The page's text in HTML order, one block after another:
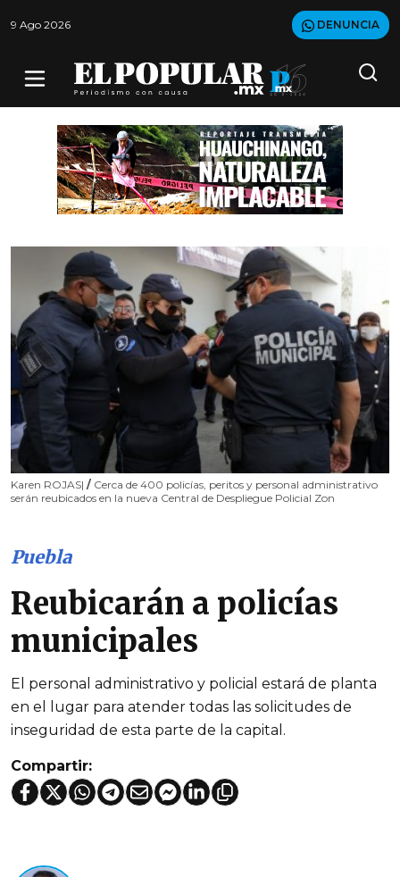
9 Ago 2026 DENUNCIA
Karen ROJAS| / Cerca de 400 policías, peritos y personal administrativo
serán reubicados en la nueva Central de Despliegue Policial Zon
Puebla
Reubicarán a policías
municipales
El personal administrativo y policial estará de planta
en el lugar para atender todas las solicitudes de
inseguridad de esta parte de la capital.
Compartir: